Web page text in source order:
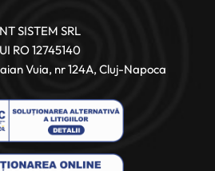
SISTEM SRL
RO 12745140
Vuia, nr 124A, Cluj-Napoca